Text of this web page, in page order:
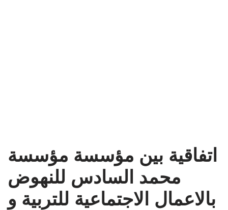
اتفاقية بين مؤسسة مؤسسة
محمد السادس للنهوض
بالاعمال الاجتماعية للتربية و